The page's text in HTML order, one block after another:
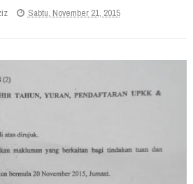
Sabtu, November 21, 2015